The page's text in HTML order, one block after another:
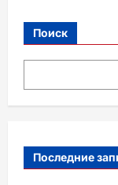
Поиск
Последние